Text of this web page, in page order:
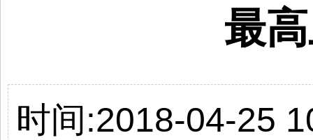
最
时间:2018-04-25